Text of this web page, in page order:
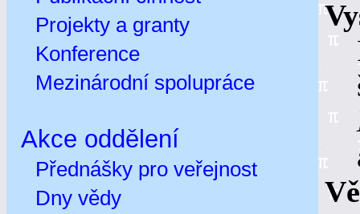
Projekty a granty
Konference
Mezinárodní spolupráce
Akce oddělení
Přednášky pro veřejnost
Dny vědy